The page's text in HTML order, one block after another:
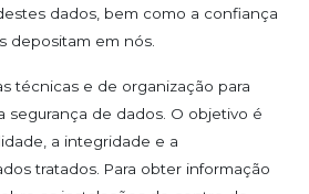
dados, bem como a confiança
depositam em nós.
técnicas e de organização para
segurança de dados. O objetivo é
a integridade e a
tratados. Para obter informação